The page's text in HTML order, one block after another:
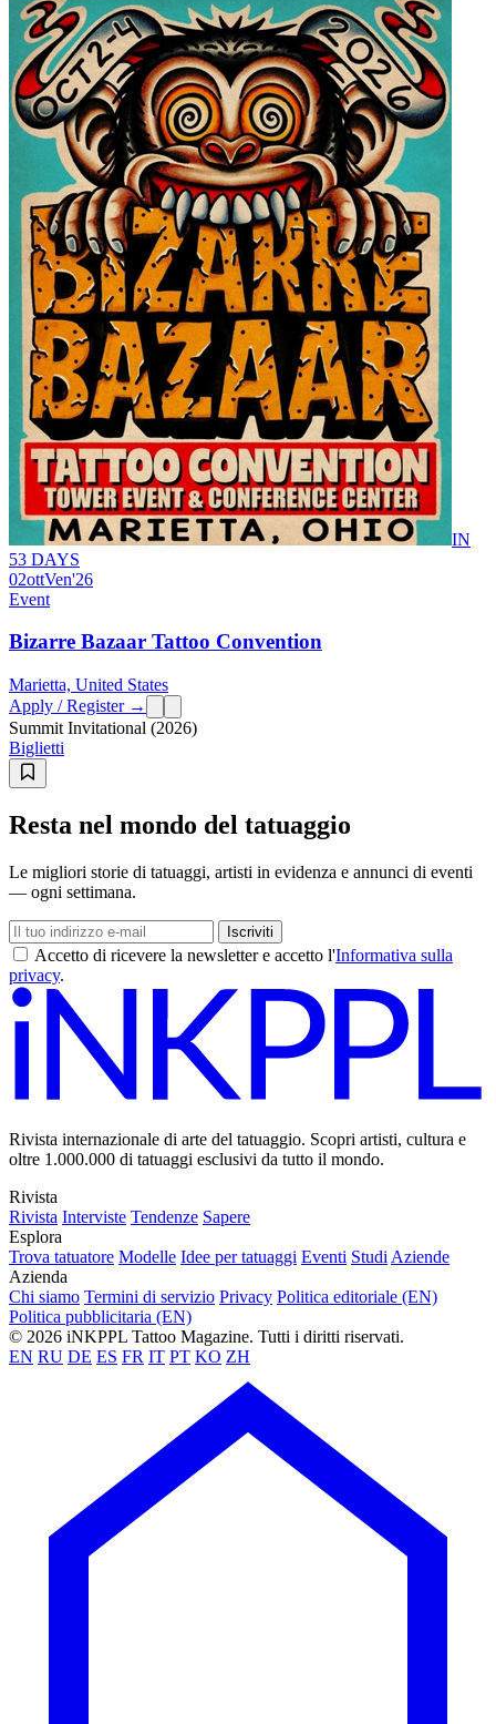
IN
53 DAYS
02ottVen'26
Event
Bizarre Bazaar Tattoo Convention
Marietta, United States
Apply / Register →
Summit Invitational (2026)
Biglietti
Resta nel mondo del tatuaggio
Le migliori storie di tatuaggi, artisti in evidenza e annunci di eventi
— ogni settimana.
Iscriviti
Accetto di ricevere la newsletter e accetto l'Informativa sulla
privacy.
Rivista internazionale di arte del tatuaggio. Scopri artisti, cultura e
oltre 1.000.000 di tatuaggi esclusivi da tutto il mondo.
Rivista
Rivista Interviste Tendenze Sapere
Esplora
Trova tatuatore Modelle Idee per tatuaggi Eventi Studi Aziende
Azienda
Chi siamo Termini di servizio Privacy Politica editoriale (EN)
Politica pubblicitaria (EN)
© 2026 iNKPPL Tattoo Magazine. Tutti i diritti riservati.
EN RU DE ES FR IT PT KO ZH